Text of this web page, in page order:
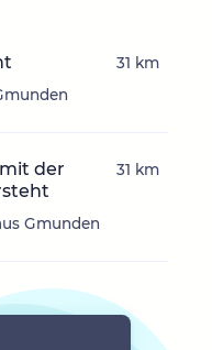
31 km
der
Gmunden
31 km